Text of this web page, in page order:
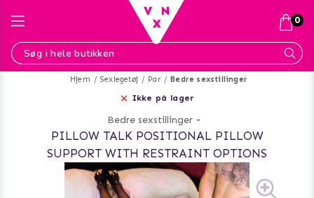
Hjem Sexlegetøj Par Bedre sexstillinger
Ikke på lager
Bedre sexstillinger -
PILLOW TALK POSITIONAL PILLOW
SUPPORT WITH RESTRAINT OPTIONS
0